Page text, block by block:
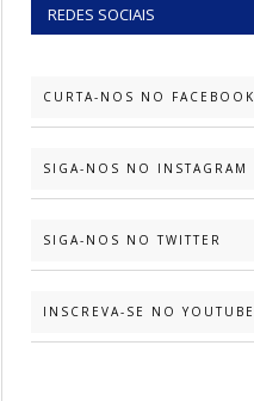
REDES SOCIAIS
CURTA-NOS NO FACEBOOK
SIGA-NOS NO INSTAGRAM
SIGA-NOS NO TWITTER
INSCREVA-SE NO YOUTUBE